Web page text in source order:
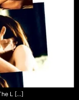
L […]